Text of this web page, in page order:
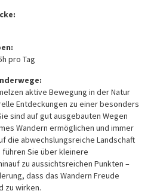
pro Tag
aktive Bewegung in der Natur
Entdeckungen zu einer besonders
sind auf gut ausgebauten Wegen
Wandern ermöglichen und immer
die abwechslungsreiche Landschaft
Sie über kleinere
zu aussichtsreichen Punkten –
dass das Wandern Freude
zu wirken.